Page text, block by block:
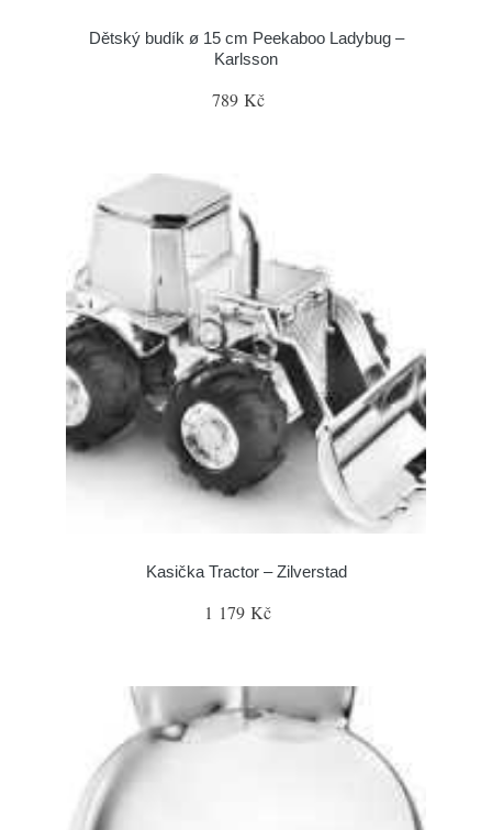
Dětský budík ø 15 cm Peekaboo Ladybug –
Karlsson
789 Kč
Kasička Tractor – Zilverstad
1 179 Kč